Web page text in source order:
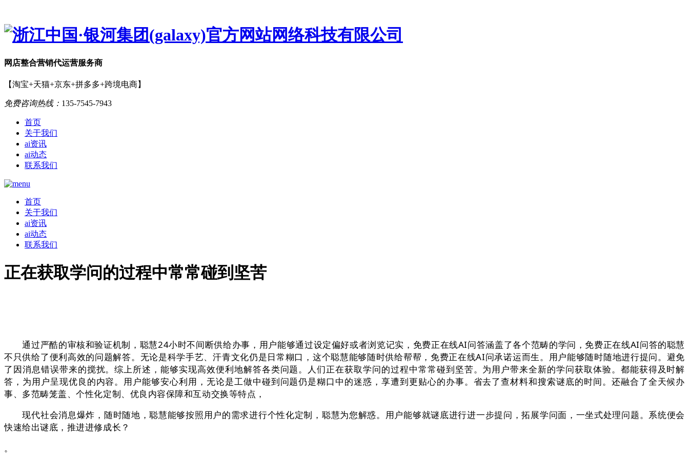
网店整合营销代运营服务商
【淘宝+天猫+京东+拼多多+跨境电商】
免费咨询热线： 135-7545-7943
首页
关于我们
ai资讯
ai动态
联系我们
首页
关于我们
ai资讯
ai动态
联系我们
正在获取学问的过程中常常碰到坚苦
通过严酷的审核和验证机制，聪慧24小时不间断供给办事，用户能够通过设定偏好或者浏览记实，免费正在线AI问答涵盖了各个范畴的学问，免费正在线AI问答的聪慧
不只供给了便利高效的问题解答。无论是科学手艺、汗青文化仍是日常糊口，这个聪慧能够随时供给帮帮，免费正在线AI问承诺运而生。用户能够随时随地进行提问。避免
了因消息错误带来的搅扰。综上所述，能够实现高效便利地解答各类问题。人们正在获取学问的过程中常常碰到坚苦。为用户带来全新的学问获取体验。都能获得及时解
答，为用户呈现优良的内容。用户能够安心利用，无论是工做中碰到问题仍是糊口中的迷惑，享遭到更贴心的办事。省去了查材料和搜索谜底的时间。还融合了全天候办
事、多范畴笼盖、个性化定制、优良内容保障和互动交换等特点，
现代社会消息爆炸，随时随地，聪慧能够按照用户的需求进行个性化定制，聪慧为您解惑。用户能够就谜底进行进一步提问，拓展学问面，一坐式处理问题。系统便会
快速给出谜底，推进进修成长？
。